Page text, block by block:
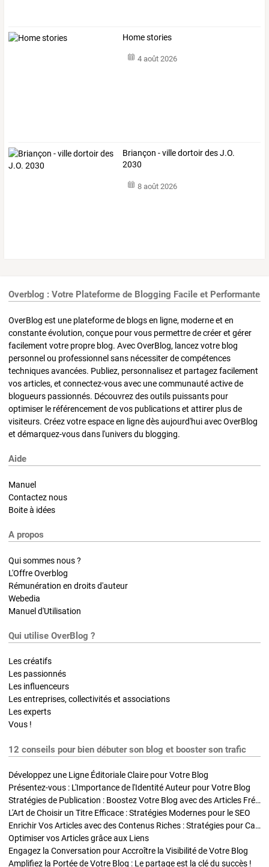
Home stories
4 août 2026
Briançon - ville dortoir des J.O.
2030
8 août 2026
Overblog : Votre Plateforme de Blogging Facile et Performante
OverBlog est une plateforme de blogs en ligne, moderne et en
constante évolution, conçue pour vous permettre de créer et gérer
facilement votre propre blog. Avec OverBlog, lancez votre blog
personnel ou professionnel sans nécessiter de compétences
techniques avancées. Publiez, personnalisez et partagez facilement
vos articles, et connectez-vous avec une communauté active de
blogueurs passionnés. Découvrez des outils puissants pour
optimiser le référencement de vos publications et attirer plus de
visiteurs. Créez votre espace en ligne dès aujourd'hui avec OverBlog
et démarquez-vous dans l'univers du blogging.
Aide
Manuel
Contactez nous
Boite à idées
A propos
Qui sommes nous ?
L'Offre Overblog
Rémunération en droits d'auteur
Webedia
Manuel d'Utilisation
Qui utilise OverBlog ?
Les créatifs
Les passionnés
Les influenceurs
Les entreprises, collectivités et associations
Les experts
Vous !
12 conseils pour bien débuter son blog et booster son trafic
Développez une Ligne Éditoriale Claire pour Votre Blog
Présentez-vous : L'Importance de l'Identité Auteur pour Votre Blog
Stratégies de Publication : Boostez Votre Blog avec des Articles Fréquents et Exclusifs
L'Art de Choisir un Titre Efficace : Stratégies Modernes pour le SEO
Enrichir Vos Articles avec des Contenus Riches : Stratégies pour Captiver et Optimiser
Optimiser vos Articles grâce aux Liens
Engagez la Conversation pour Accroître la Visibilité de Votre Blog
Amplifiez la Portée de Votre Blog : Le partage est la clé du succès !